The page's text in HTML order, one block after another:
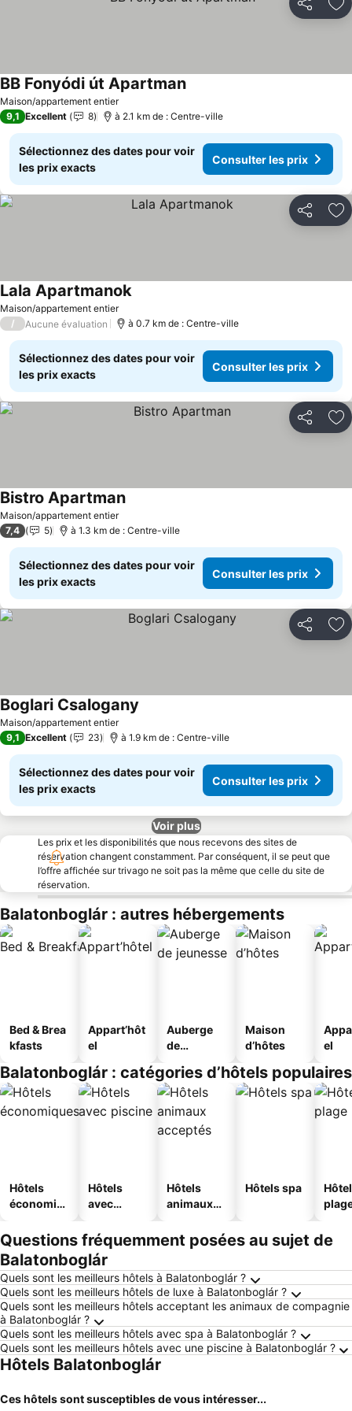
Partager
Maison/appartement entier
BB Fonyódi út ApartmanConsulter les prix
9,1 Excellent 8 à 2.1 km de : Centre-ville
Sélectionnez des dates pour voir
les prix exacts
Consulter les prix
Partager
Maison/appartement entier
Lala ApartmanokConsulter les prix
/ Aucune évaluation à 0.7 km de : Centre-ville
Sélectionnez des dates pour voir
les prix exacts
Consulter les prix
Partager
Maison/appartement entier
Bistro ApartmanConsulter les prix
7,4 5 à 1.3 km de : Centre-ville
Sélectionnez des dates pour voir
les prix exacts
Consulter les prix
Partager
Maison/appartement entier
Boglari Csalogany
9,1 Excellent 23 à 1.9 km de : Centre-ville
Sélectionnez des dates pour voir
les prix exacts
Consulter les prix
Voir plus
Les prix et les disponibilités que nous recevons des sites de
réservation changent constamment. Par conséquent, il se peut que
l’offre affichée sur trivago ne soit pas la même que celle du site de
réservation.
Balatonboglár : autres hébergements
Bed & Brea
kfasts
Appart’hôt
el
Auberge
de
Maison
d’hôtes
el
Balatonboglár : catégories d’hôtels populaires
Hôtels
économiq
Hôtels
avec
Hôtels
animaux
Hôtels spa
Questions fréquemment posées au sujet de
Balatonboglár
Quels sont les meilleurs hôtels à Balatonboglár ?
Quels sont les meilleurs hôtels de luxe à Balatonboglár ?
Quels sont les meilleurs hôtels acceptant les animaux de compagnie
à Balatonboglár ?
Quels sont les meilleurs hôtels avec spa à Balatonboglár ?
Quels sont les meilleurs hôtels avec une piscine à Balatonboglár ?
Hôtels Balatonboglár
Ces hôtels sont susceptibles de vous intéresser...